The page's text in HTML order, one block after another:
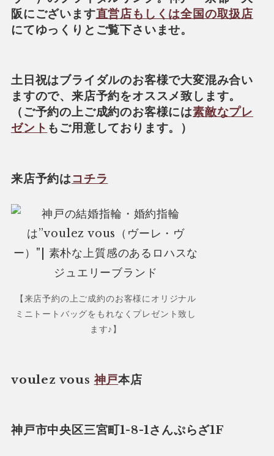
阪にございます直営店もしくは全国の取扱店
にてゆっくりとご覧下さいませ。
土日祝はブライダルのお客様で大変混み合い
ますので、来店予約をオススメ致します。
（ご予約の上ご成約のお客様には素敵なプレ
ゼント もご用意しております。）
来店予約はコチラ
【来店予約の上ご成約のお客様にオリジナル
ミニトートバッグをもれなくプレゼント致し
ます♪】
voulez vous神戸本店
神戸市中央区三宮町1-8-1さんぷらざ1F